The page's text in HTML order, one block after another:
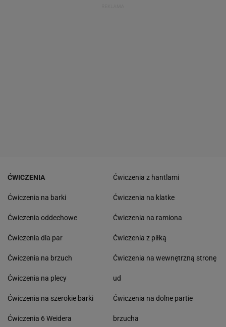
ĆWICZENIA
Ćwiczenia na barki
Ćwiczenia oddechowe
Ćwiczenia dla par
Ćwiczenia na brzuch
Ćwiczenia na plecy
Ćwiczenia na szerokie barki
Ćwiczenia 6 Weidera
Ćwiczenia z hantlami
Ćwiczenia na klatke
Ćwiczenia na ramiona
Ćwiczenia z piłką
Ćwiczenia na wewnętrzną stronę
ud
Ćwiczenia na dolne partie
brzucha